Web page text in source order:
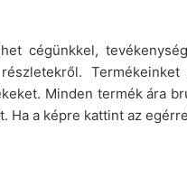
cégünkkel,
Minden termék ára
a képre kattint az